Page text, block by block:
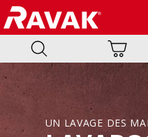
UN LAVAGE DES